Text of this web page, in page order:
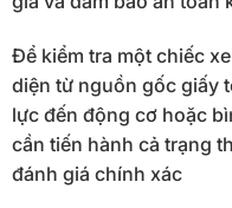
Để kiểm tra một chiếc
diện từ nguồn gốc giấy
lực đến động cơ hoặc
cần tiến hành cả trạng
đánh giá chính xác